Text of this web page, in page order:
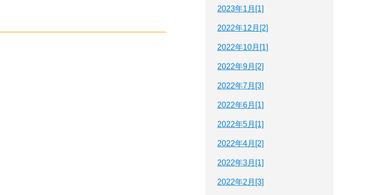
2023年1月[1]
2022年12月[2]
2022年10月[1]
2022年9月[2]
2022年7月[3]
2022年6月[1]
2022年5月[1]
2022年4月[2]
2022年3月[1]
2022年2月[3]